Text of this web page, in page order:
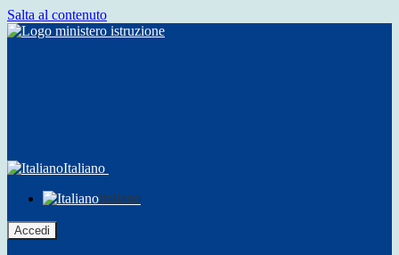
Salta al contenuto
Italiano
Italiano
Accedi